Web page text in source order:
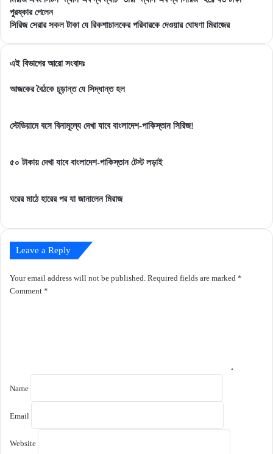
এবং
লিটন
দ্য
তারা
দ্য
যত
পেলেন
পুরষ্কার পেলেন
সিরিজ
টাকা
রিকশাচালকের
ঘোষণা
সিরিজ সেরার সকল টাকা যে রিকশাচালকের পরিবারকে দেওয়ার ঘোষণা মিরাজের
এই বিভাগের আরো সংবাদঃ
আজকের বৈঠকে চূড়ান্ত যে সিদ্ধান্ত হল
স্টেডিয়ামে বসে বিনামূল্যে দেখা যাবে বাংলাদেশ-পাকিস্তান সিরিজ!
৫০ টাকায় দেখা যাবে বাংলাদেশ-পাকিস্তান টেস্ট লড়াই
ঘরের মাঠে হারের পর যা জানালেন মিরাজ
Leave a Reply
Your email address will not be published. Required fields are marked *
Comment *
Name
Email
Website